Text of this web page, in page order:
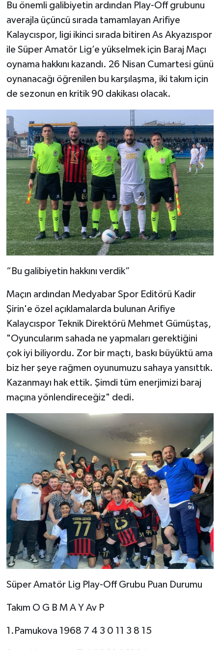
Bu önemli galibiyetin ardından Play-Off grubunu
averajla üçüncü sırada tamamlayan Arifiye
Kalaycıspor, ligi ikinci sırada bitiren As Akyazıspor
ile Süper Amatör Lig’e yükselmek için Baraj Maçı
oynama hakkını kazandı. 26 Nisan Cumartesi günü
oynanacağı öğrenilen bu karşılaşma, iki takım için
de sezonun en kritik 90 dakikası olacak.
“Bu galibiyetin hakkını verdik”
Maçın ardından Medyabar Spor Editörü Kadir
Şirin'e özel açıklamalarda bulunan Arifiye
Kalaycıspor Teknik Direktörü Mehmet Gümüştaş,
"Oyuncularım sahada ne yapmaları gerektiğini
çok iyi biliyordu. Zor bir maçtı, baskı büyüktü ama
biz her şeye rağmen oyunumuzu sahaya yansıttık.
Kazanmayı hak ettik. Şimdi tüm enerjimizi baraj
maçına yönlendireceğiz" dedi.
Süper Amatör Lig Play-Off Grubu Puan Durumu
Takım O G B M A Y Av P
1.Pamukova 1968 7 4 3 0 11 3 8 15